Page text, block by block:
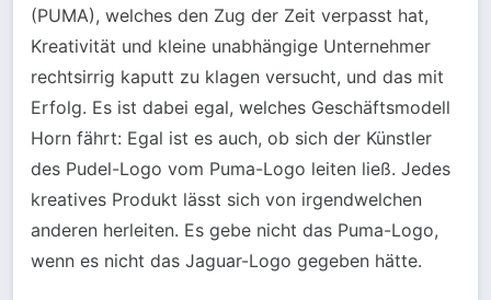
(PUMA), welches den Zug der Zeit verpasst hat,
Kreativität und kleine unabhängige Unternehmer
rechtsirrig kaputt zu klagen versucht, und das mit
Erfolg. Es ist dabei egal, welches Geschäftsmodell
Horn fährt: Egal ist es auch, ob sich der Künstler
des Pudel-Logo vom Puma-Logo leiten ließ. Jedes
kreatives Produkt lässt sich von irgendwelchen
anderen herleiten. Es gebe nicht das Puma-Logo,
wenn es nicht das Jaguar-Logo gegeben hätte.